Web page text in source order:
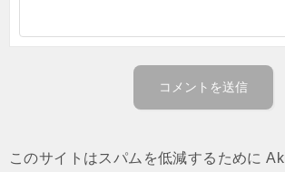
このサイトはスパムを低減するために